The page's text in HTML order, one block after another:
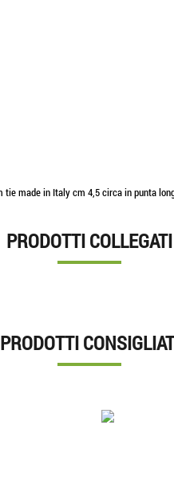
made in Italy cm 4,5 circa in punta
PRODOTTI COLLEGATI
PRODOTTI